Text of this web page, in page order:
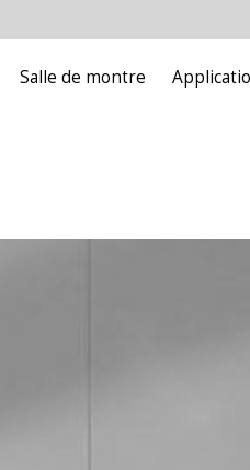
Salle de montre